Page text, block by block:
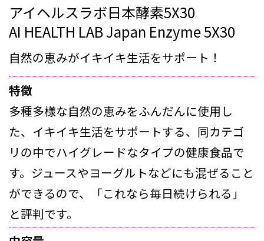
アイヘルスラボ日本酵素5X30
AI HEALTH LAB Japan Enzyme 5X30
自然の恵みがイキイキ生活をサポート！
特徴
多種多様な自然の恵みをふんだんに使用し
た、イキイキ生活をサポートする、同カテゴ
リの中でハイグレードなタイプの健康食品で
す。ジュースやヨーグルトなどにも混ぜること
ができるので、「これなら毎日続けられる」
と評判です。